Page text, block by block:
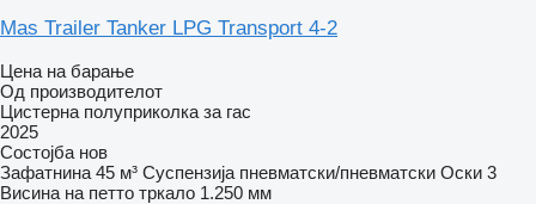
Mas Trailer Tanker LPG Transport 4-2
Цена на барање
Од производителот
Цистерна полуприколка за гас
2025
Состојба нов
Зафатнина 45 м³ Суспензија пневматски/пневматски Оски 3
Висина на петто тркало 1.250 мм